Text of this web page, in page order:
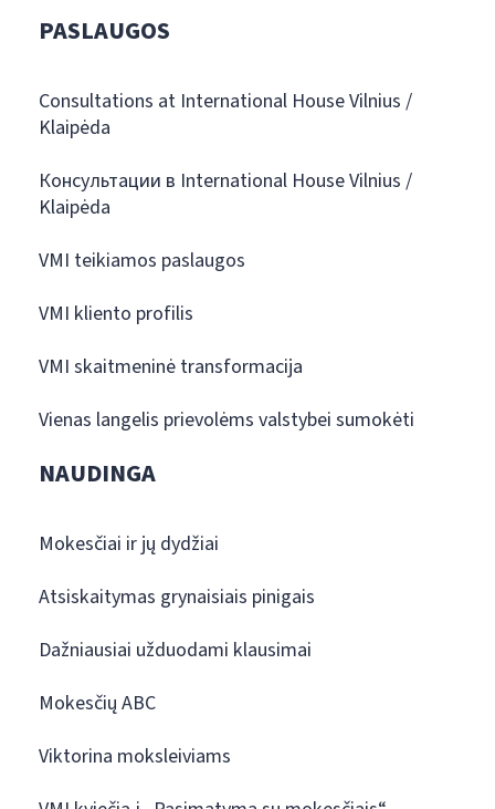
PASLAUGOS
Consultations at International House Vilnius /
Klaipėda
Консультации в International House Vilnius /
Klaipėda
VMI teikiamos paslaugos
VMI kliento profilis
VMI skaitmeninė transformacija
Vienas langelis prievolėms valstybei sumokėti
NAUDINGA
Mokesčiai ir jų dydžiai
Atsiskaitymas grynaisiais pinigais
Dažniausiai užduodami klausimai
Mokesčių ABC
Viktorina moksleiviams